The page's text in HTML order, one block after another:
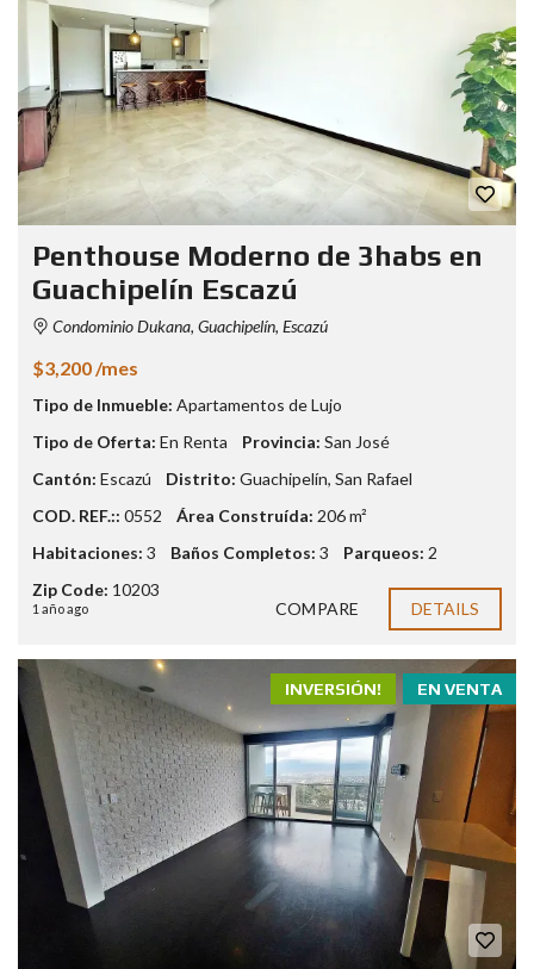
Penthouse Moderno de 3habs en
Guachipelín Escazú
Condominio Dukana, Guachipelín, Escazú
$3,200 /mes
Tipo de Inmueble: Apartamentos de Lujo
Tipo de Oferta: En Renta Provincia: San José
Cantón: Escazú Distrito: Guachipelín, San Rafael
COD. REF.:: 0552 Área Construída: 206 m²
Habitaciones: 3 Baños Completos: 3 Parqueos: 2
Zip Code: 10203
1 año ago COMPARE DETAILS
EN VENTA
INVERSIÓN!